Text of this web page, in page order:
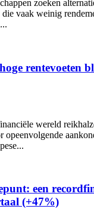
zoeken
die vaak weinig
rentevoeten
wereld
opeenvolgende
een
(+47%)